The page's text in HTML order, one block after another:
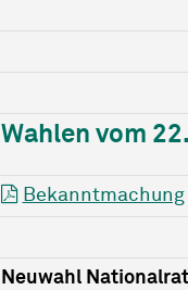
Wahlen vom
Bekanntmachung
Neuwahl